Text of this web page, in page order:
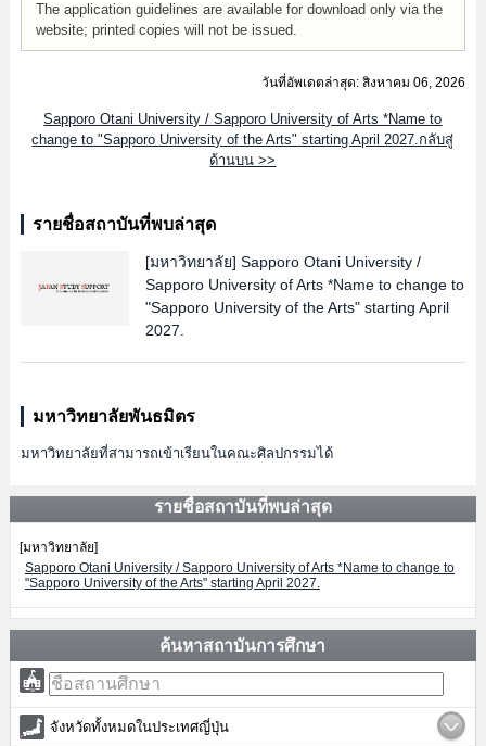
The application guidelines are available for download only via the
website; printed copies will not be issued.
วันที่อัพเดตล่าสุด: สิงหาคม 06, 2026
Sapporo Otani University / Sapporo University of Arts *Name to
change to "Sapporo University of the Arts" starting April 2027.กลับสู่
ด้านบน >>
รายชื่อสถาบันที่พบล่าสุด
[มหาวิทยาลัย] Sapporo Otani University /
Sapporo University of Arts *Name to change to
"Sapporo University of the Arts" starting April
2027.
มหาวิทยาลัยพันธมิตร
มหาวิทยาลัยที่สามารถเข้าเรียนในคณะศิลปกรรมได้
รายชื่อสถาบันที่พบล่าสุด
[มหาวิทยาลัย]
Sapporo Otani University / Sapporo University of Arts *Name to change to
"Sapporo University of the Arts" starting April 2027.
ค้นหาสถาบันการศึกษา
จังหวัดทั้งหมดในประเทศญี่ปุ่น